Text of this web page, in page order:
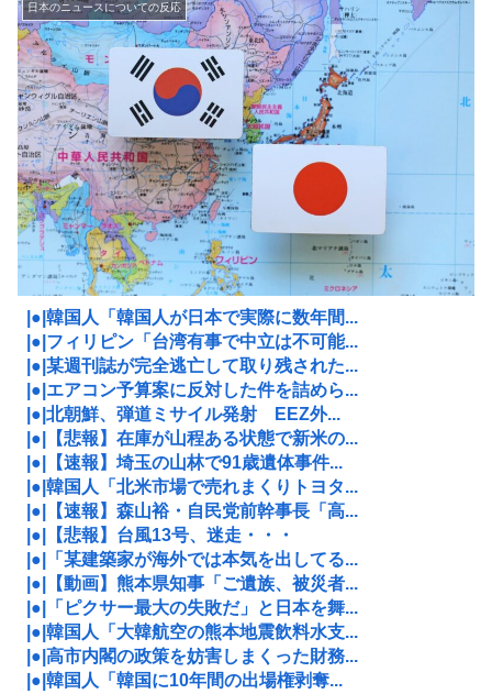
日本のニュースについての反応
|●|韓国人「韓国人が日本で実際に数年間...
|●|フィリピン「台湾有事で中立は不可能...
|●|某週刊誌が完全逃亡して取り残された...
|●|エアコン予算案に反対した件を詰めら...
|●|北朝鮮、弾道ミサイル発射 EEZ外...
|●|【悲報】在庫が山程ある状態で新米の...
|●|【速報】埼玉の山林で91歳遺体事件...
|●|韓国人「北米市場で売れまくりトヨタ...
|●|【速報】森山裕・自民党前幹事長「高...
|●|【悲報】台風13号、迷走・・・
|●|「某建築家が海外では本気を出してる...
|●|【動画】熊本県知事「ご遺族、被災者...
|●|「ピクサー最大の失敗だ」と日本を舞...
|●|韓国人「大韓航空の熊本地震飲料水支...
|●|高市内閣の政策を妨害しまくった財務...
|●|韓国人「韓国に10年間の出場権剥奪...